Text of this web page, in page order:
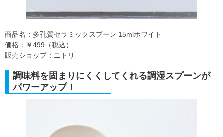
商品名：多孔質セラミックスプーン 15mlホワイト
価格：￥499（税込）
販売ショップ：ニトリ
調味料を固まりにくくしてくれる調湿スプーンが
パワーアップ！